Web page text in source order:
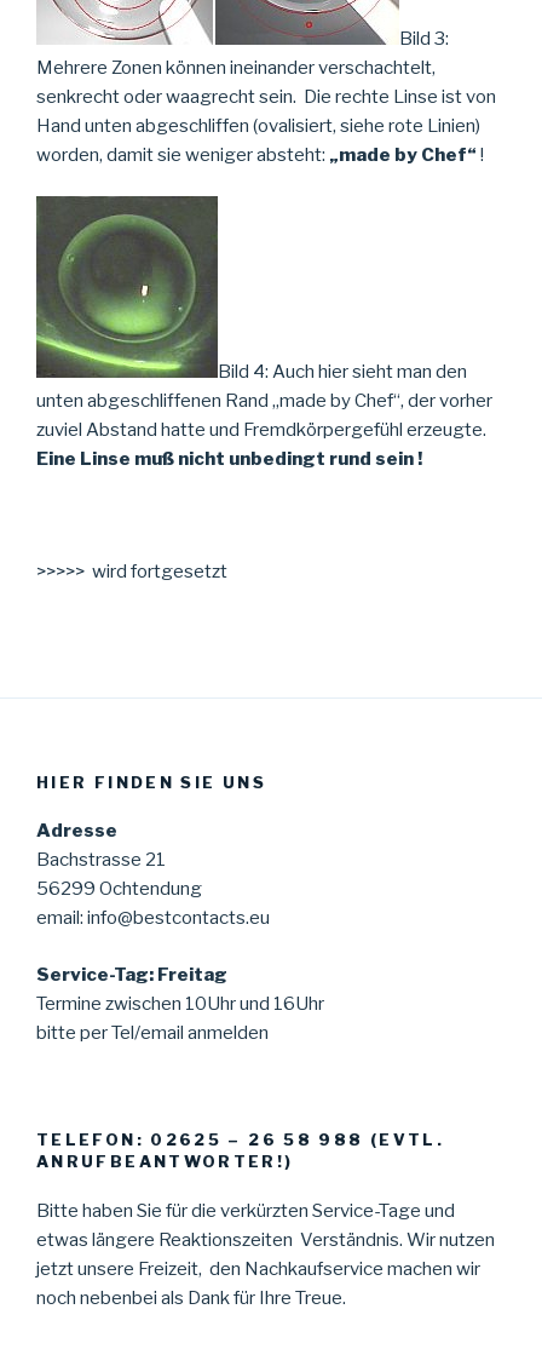
Bild 3:
Mehrere Zonen können ineinander verschachtelt,
senkrecht oder waagrecht sein. Die rechte Linse ist von
Hand unten abgeschliffen (ovalisiert, siehe rote Linien)
worden, damit sie weniger absteht: „made by Chef“ !
Bild 4: Auch hier sieht man den
unten abgeschliffenen Rand „made by Chef“, der vorher
zuviel Abstand hatte und Fremdkörpergefühl erzeugte.
Eine Linse muß nicht unbedingt rund sein !
>>>>> wird fortgesetzt
HIER FINDEN SIE UNS
Adresse
Bachstrasse 21
56299 Ochtendung
email: info@bestcontacts.eu
Service-Tag: Freitag
Termine zwischen 10Uhr und 16Uhr
bitte per Tel/email anmelden
TELEFON: 02625 – 26 58 988 (EVTL.
ANRUFBEANTWORTER!)
Bitte haben Sie für die verkürzten Service-Tage und
etwas längere Reaktionszeiten Verständnis. Wir nutzen
jetzt unsere Freizeit, den Nachkaufservice machen wir
noch nebenbei als Dank für Ihre Treue.